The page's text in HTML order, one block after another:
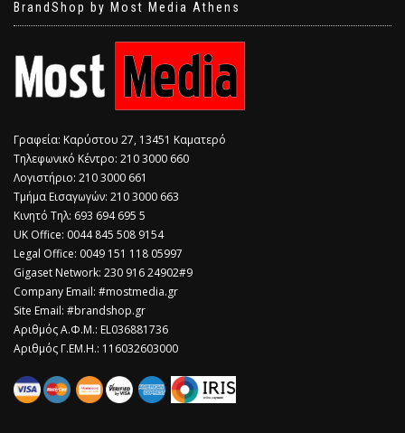
BrandShop by Most Media Athens
Γραφεία: Καρύστου 27, 13451 Καματερό
Τηλεφωνικό Κέντρο: 210 3000 660
Λογιστήριο: 210 3000 661
Τμήμα Εισαγωγών: 210 3000 663
Κινητό Τηλ: 693 694 695 5
​UK Office: 0044 845 508 9154
Legal Office: 0049 151 118 05997
Gigaset Network: 230 916 24902#9
Company Email: #mostmedia.gr
Site Email: #brandshop.gr
Αριθμός Α.Φ.Μ.: EL036881736
Αριθμός Γ.ΕΜ.Η.: 116032603000